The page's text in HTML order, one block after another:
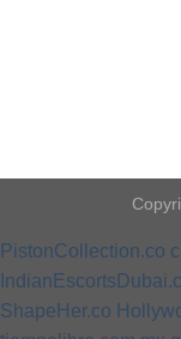
PistonCollection.co
ShapeHer.co